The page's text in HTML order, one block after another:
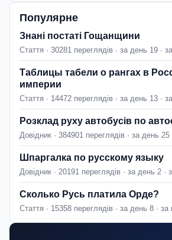
Популярне
Знані постаті Гощанщини
Стаття · 30281 переглядів · за день 19 ·
Таблицы табели о рангах в
империи
Стаття · 14472 переглядів · за день 13 ·
Розклад руху автобусів по
Довідник · 384901 переглядів · за день 25
Шпаргалка по русскому языку
Довідник · 20191 переглядів · за день 2 ·
Сколько Русь платила Орде?
Стаття · 15358 переглядів · за день 8 · за